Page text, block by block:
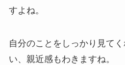
すよね。
自分のことをしっかり見て
い、親近感もわきますね。